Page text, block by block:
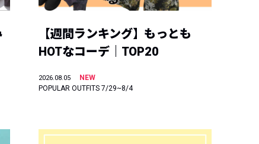
【週間ランキング】もっとも
HOTなコーデ｜TOP20
2026.08.05
NEW
POPULAR OUTFITS 7/29~8/4